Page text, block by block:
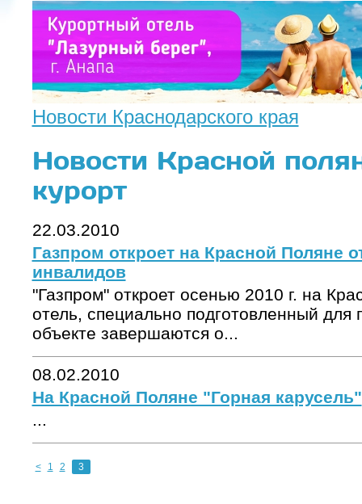
Новости Краснодарского края
Новости Красной
курорт
22.03.2010
Газпром откроет на Красной Поляне
инвалидов
"Газпром" откроет осенью 2010 г. на
отель, специально подготовленный
объекте завершаются о...
08.02.2010
На Красной Поляне "Горная карусель"
...
< 1 2 3